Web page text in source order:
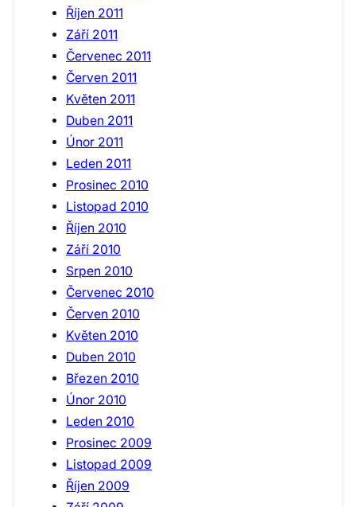
Říjen 2011
Září 2011
Červenec 2011
Červen 2011
Květen 2011
Duben 2011
Únor 2011
Leden 2011
Prosinec 2010
Listopad 2010
Říjen 2010
Září 2010
Srpen 2010
Červenec 2010
Červen 2010
Květen 2010
Duben 2010
Březen 2010
Únor 2010
Leden 2010
Prosinec 2009
Listopad 2009
Říjen 2009